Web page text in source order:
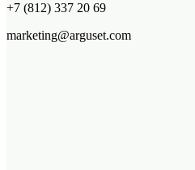
+7 (812) 337 20 69
marketing@arguset.com